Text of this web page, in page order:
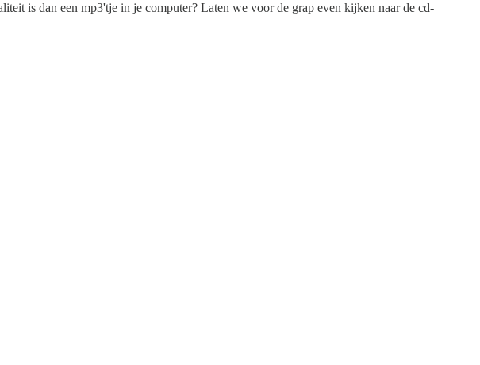
is dan een mp3'tje in je computer? Laten we voor de grap even kijken naar de cd-